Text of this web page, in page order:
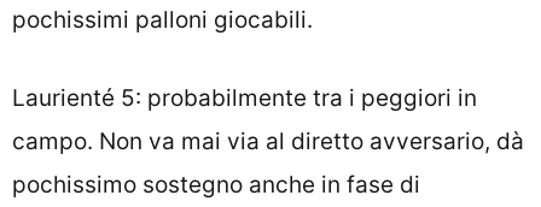
pochissimi palloni giocabili.
Laurienté 5: probabilmente tra i peggiori in
campo. Non va mai via al diretto avversario, dà
pochissimo sostegno anche in fase di